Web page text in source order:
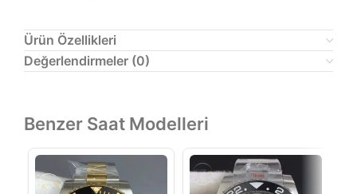
Ürün Özellikleri
Değerlendirmeler (0)
Benzer Saat Modelleri